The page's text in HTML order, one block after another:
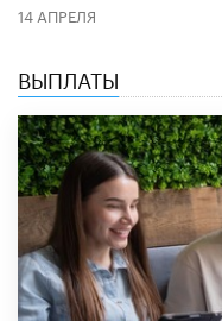
14 АПРЕЛЯ
ВЫПЛАТЫ